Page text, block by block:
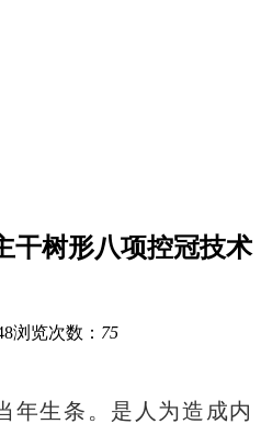
干树形八项控冠技术
浏览次数： 75
年生条。是人为造成内